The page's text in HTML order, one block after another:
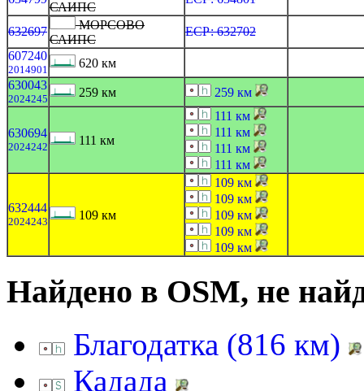
САИПС
632697
МОРСОВО
САИПС
ЕСР: 632702
607240
2014901
620 км
630043
2024245 259 км 259 км
630694
2024242 111 км
111 км
111 км
111 км
111 км
632444
2024243 109 км
109 км
109 км
109 км
109 км
109 км
Найдено в OSM, не
Благодатка (816 км)
Кадада